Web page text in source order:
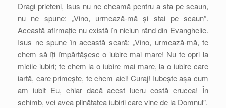
Dragi prieteni, Isus nu ne cheamă pentru a sta pe scaun,
nu ne spune: „Vino, urmează-mă și stai pe scaun”.
Această afirmație nu există în niciun rând din Evanghelie.
Isus ne spune în această seară: „Vino, urmează-mă, te
chem să îți împărtășesc o iubire mai mare! Nu te opri la
micile iubiri; te chem la o iubire mai mare, la o iubire care
iartă, care primește, te chem aici! Curaj! Iubește așa cum
am iubit Eu, chiar dacă acest lucru costă crucea! În
schimb, vei avea plinătatea iubirii care vine de la Domnul”.